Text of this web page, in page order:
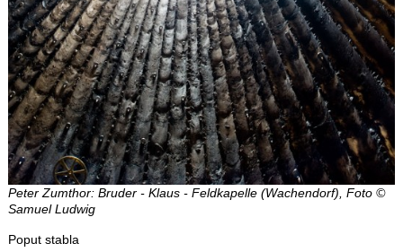
Peter Zumthor: Bruder - Klaus - Feldkapelle (Wachendorf), Foto ©
Samuel Ludwig
Poput stabla